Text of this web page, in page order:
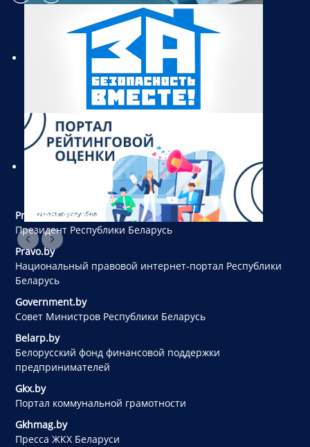
President.gov.by
Президент Республики Беларусь
Pravo.by
Национальный правовой интернет-портал Республики
Беларусь
Government.by
Совет Министров Республики Беларусь
Belarp.by
Белорусский фонд финансовой поддержки
предпринимателей
Gkx.by
Портал коммунальной грамотности
Gkhmag.by
Пресса ЖКХ Беларуси